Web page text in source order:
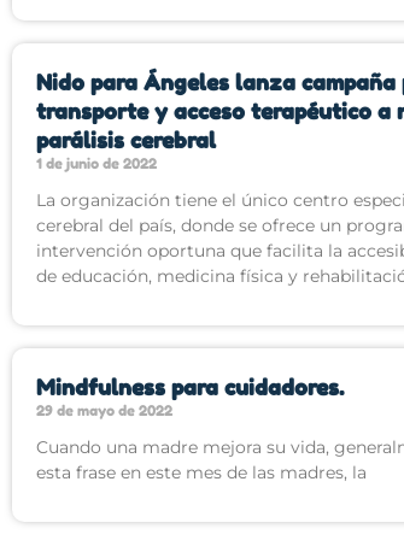
Nido para Ángeles lanza
transporte y acceso terapéutico a
parálisis cerebral
1 de junio de 2022
La organización tiene el único centro
cerebral del país, donde se ofrece un
intervención oportuna que facilita la
de educación, medicina física y
Mindfulness para cuidadores.
29 de mayo de 2022
Cuando una madre mejora su vida,
esta frase en este mes de las madres, la